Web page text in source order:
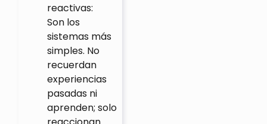
reactivas:
Son los
sistemas más
simples. No
recuerdan
experiencias
pasadas ni
aprenden; solo